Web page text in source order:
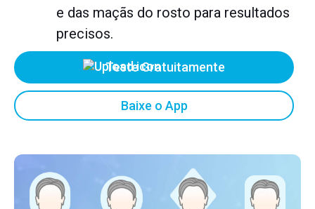
e das maçãs do rosto para resultados
precisos.
Teste Gratuitamente
Baixe o App